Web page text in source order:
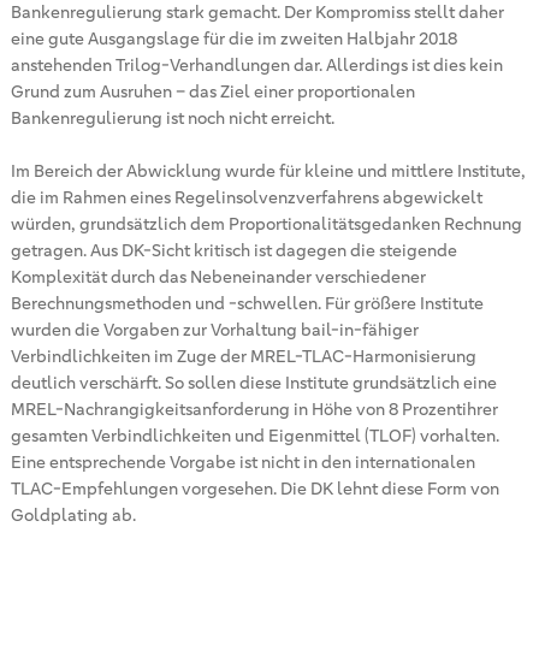
Bankenregulierung stark gemacht. Der Kompromiss stellt daher
eine gute Ausgangslage für die im zweiten Halbjahr 2018
anstehenden Trilog-Verhandlungen dar. Allerdings ist dies kein
Grund zum Ausruhen – das Ziel einer proportionalen
Bankenregulierung ist noch nicht erreicht.
Im Bereich der Abwicklung wurde für kleine und mittlere Institute,
die im Rahmen eines Regelinsolvenzverfahrens abgewickelt
würden, grundsätzlich dem Proportionalitätsgedanken Rechnung
getragen. Aus DK-Sicht kritisch ist dagegen die steigende
Komplexität durch das Nebeneinander verschiedener
Berechnungsmethoden und -schwellen. Für größere Institute
wurden die Vorgaben zur Vorhaltung bail-in-fähiger
Verbindlichkeiten im Zuge der MREL-TLAC-Harmonisierung
deutlich verschärft. So sollen diese Institute grundsätzlich eine
MREL-Nachrangigkeitsanforderung in Höhe von 8 Prozentihrer
gesamten Verbindlichkeiten und Eigenmittel (TLOF) vorhalten.
Eine entsprechende Vorgabe ist nicht in den internationalen
TLAC-Empfehlungen vorgesehen. Die DK lehnt diese Form von
Goldplating ab.